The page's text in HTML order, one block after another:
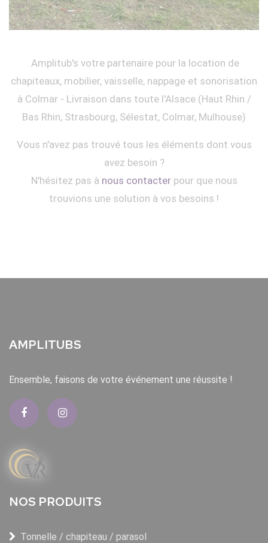
Amplitub's votre partenaire pour la location de
chapiteaux, mobilier, vaisselle, nappage et sonorisation
à Colmar - Livraison dans toute l'Alsace (Haut Rhin /
Bas Rhin, Strasbourg, Sélestat, Colmar, Mulhouse)
Vous n'avez pas trouvé tous les éléments dont vous
avez besoin ?
N'hésitez pas à nous contacterpour que nous
trouvions une solution à vos besoins !
AMPLITUBS
Ensemble, faisons de votre événement une réussite !
NOS PRODUITS
Tonnelle / chapiteau / parasol